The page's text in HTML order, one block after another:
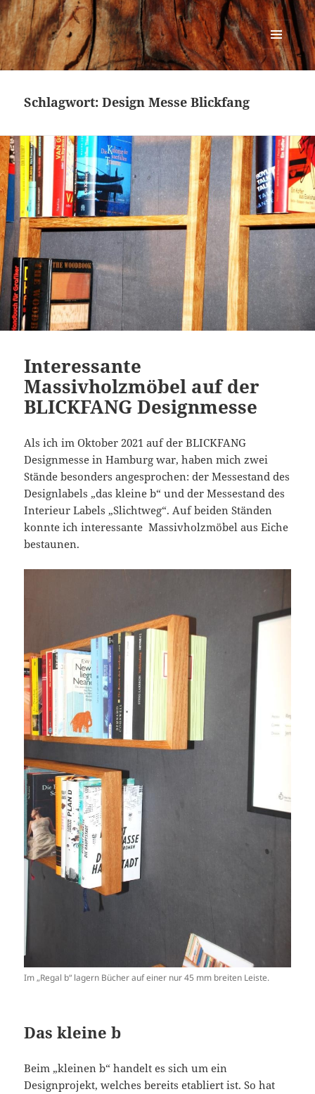
Urban Woodworking
MENÜ
UND
Schlagwort:Design Messe Blickfang
Interessante
Massivholzmöbel auf der
BLICKFANG Designmesse
Als ich im Oktober 2021 auf der BLICKFANG
Designmesse in Hamburg war, haben mich zwei
Stände besonders angesprochen: der Messestand des
Designlabels „das kleine b“ und der Messestand des
Interieur Labels „Slichtweg“. Auf beiden Ständen
konnte ich interessante Massivholzmöbel aus Eiche
bestaunen.
Im „Regal b“ lagern Bücher auf einer nur 45 mm breiten Leiste.
Das kleine b
Beim „kleinen b“ handelt es sich um ein
Designprojekt, welches bereits etabliert ist. So hat